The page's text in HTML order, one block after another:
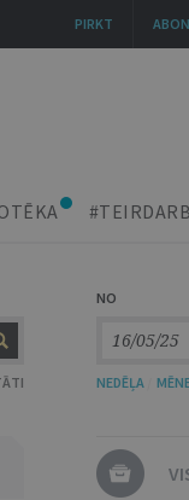
NO
NEDĒĻA
PIRKT